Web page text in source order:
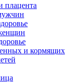
плацента
и кормящих